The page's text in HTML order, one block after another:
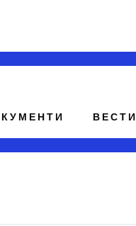
ВЕСТИ